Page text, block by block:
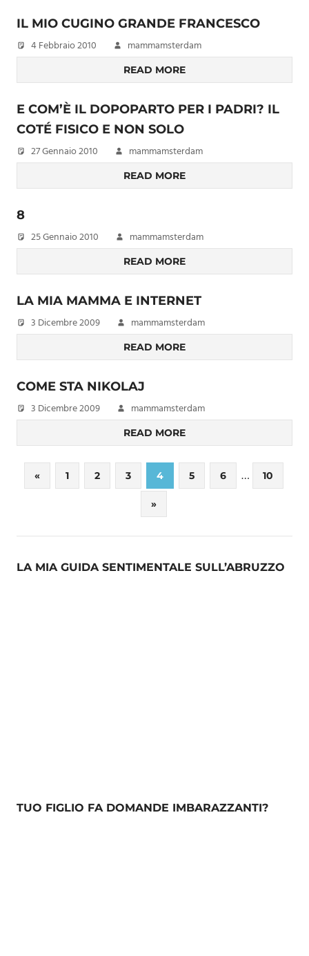
IL MIO CUGINO GRANDE FRANCESCO
4 Febbraio 2010 mammamsterdam
READ MORE
E COM’È IL DOPOPARTO PER I PADRI? IL
COTÉ FISICO E NON SOLO
27 Gennaio 2010 mammamsterdam
READ MORE
8
25 Gennaio 2010 mammamsterdam
READ MORE
LA MIA MAMMA E INTERNET
3 Dicembre 2009 mammamsterdam
READ MORE
COME STA NIKOLAJ
3 Dicembre 2009 mammamsterdam
READ MORE
Paginazione
articoli
«Previous
Posts
1 2 3 4 5 6 … 10
Next
Posts
»
LA MIA GUIDA SENTIMENTALE SULL’ABRUZZO
TUO FIGLIO FA DOMANDE IMBARAZZANTI?